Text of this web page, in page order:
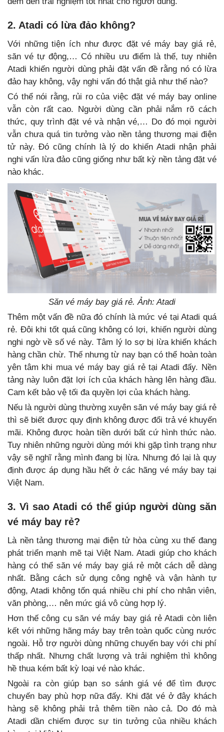
2. Atadi có lừa đảo không?
Với những tiện ích như được đặt vé máy bay giá rẻ,
săn vé tự động,… Có nhiều ưu điểm là thế, tuy nhiên
Atadi khiến người dùng phải đặt vấn đề rằng nó có lừa
đảo hay không, vậy nghi vấn đó thật giả như thế nào?
Có thể nói rằng, rủi ro của việc đặt vé máy bay online
vẫn còn rất cao. Người dùng cần phải nắm rõ cách
thức, quy trình đặt vé và nhận vé,… Do đó mọi người
vẫn chưa quá tin tưởng vào nền tảng thương mại điện
tử này. Đó cũng chính là lý do khiến Atadi nhận phải
nghi vấn lừa đảo cũng giống như bất kỳ nền tảng đặt vé
nào khác.
Săn vé máy bay giá rẻ. Ảnh: Atadi
Thêm một vấn đề nữa đó chính là mức vé tại Atadi quá
rẻ. Đôi khi tốt quá cũng không có lợi, khiến người dùng
nghi ngờ về số vé này. Tâm lý lo sợ bị lừa khiến khách
hàng chần chừ. Thế nhưng từ nay bạn có thể hoàn toàn
yên tâm khi mua vé máy bay giá rẻ tại Atadi đấy. Nền
tảng này luôn đặt lợi ích của khách hàng lên hàng đầu.
Cam kết bảo vệ tối đa quyền lợi của khách hàng.
Nếu là người dùng thường xuyên săn vé máy bay giá rẻ
thì sẽ biết được quy định không được đổi trả vé khuyến
mãi. Không được hoàn tiền dưới bất cứ hình thức nào.
Tuy nhiên những người dùng mới khi gặp tình trạng như
vậy sẽ nghĩ rằng mình đang bị lừa. Nhưng đó lại là quy
định được áp dụng hầu hết ở các hãng vé máy bay tại
Việt Nam.
3. Vì sao Atadi có thể giúp người dùng săn
vé máy bay rẻ?
Là nền tảng thương mại điện tử hòa cùng xu thế đang
phát triển mạnh mẽ tại Việt Nam. Atadi giúp cho khách
hàng có thể săn vé máy bay giá rẻ một cách dễ dàng
nhất. Bằng cách sử dụng công nghệ và vận hành tự
động, Atadi không tốn quá nhiều chi phí cho nhân viên,
văn phòng,… nên mức giá vô cùng hợp lý.
Hơn thế công cụ săn vé máy bay giá rẻ Atadi còn liên
kết với những hãng máy bay trên toàn quốc cùng nước
ngoài. Hỗ trợ người dùng những chuyến bay với chi phí
thấp nhất. Nhưng chất lượng và trải nghiệm thì không
hề thua kém bất kỳ loại vé nào khác.
Ngoài ra còn giúp bạn so sánh giá vé để tìm được
chuyến bay phù hợp nữa đấy. Khi đặt vé ở đây khách
hàng sẽ không phải trả thêm tiền nào cả. Do đó mà
Atadi dần chiếm được sự tin tưởng của nhiều khách